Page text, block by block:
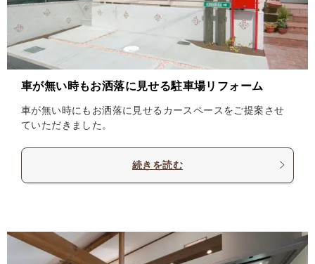
車が無い時もお洒落に見せる駐車場リフォーム
車が無い時にもお洒落に見せるカースペースをご提案させ
ていただきました。
続きを読む